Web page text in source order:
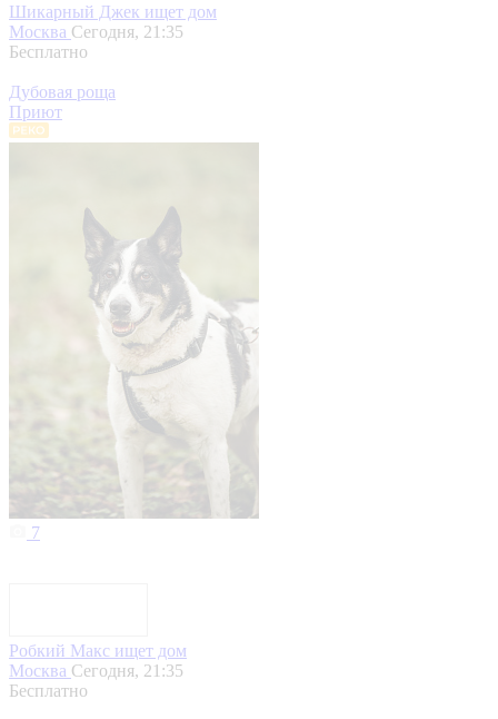
Шикарный Джек ищет дом
Москва Сегодня, 21:35
Бесплатно
Дубовая роща
Приют
7
Робкий Макс ищет дом
Москва Сегодня, 21:35
Бесплатно